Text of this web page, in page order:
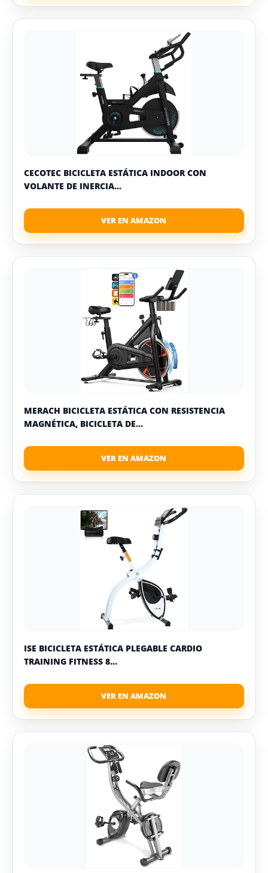
CECOTEC BICICLETA ESTÁTICA INDOOR CON
VOLANTE DE INERCIA...
MERACH BICICLETA ESTÁTICA CON RESISTENCIA
MAGNÉTICA, BICICLETA DE...
ISE BICICLETA ESTÁTICA PLEGABLE CARDIO
TRAINING FITNESS 8...